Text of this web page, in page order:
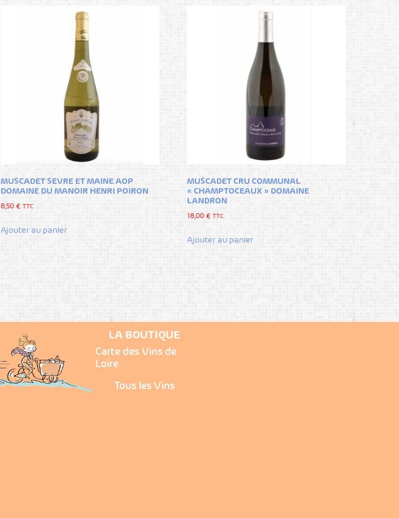
MUSCADET SEVRE ET MAINE AOP
DOMAINE DU MANOIR HENRI POIRON
8,50 € TTC
Ajouter au panier
MUSCADET CRU COMMUNAL
« CHAMPTOCEAUX » DOMAINE
LANDRON
18,00 € TTC
Ajouter au panier
LA BOUTIQUE
Carte des Vins de
Loire
Tous les Vins